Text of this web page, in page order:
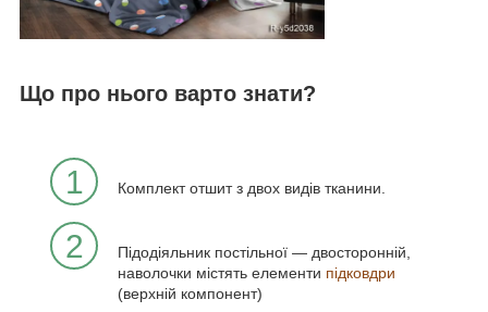
Що про нього варто знати?
1 Комплект отшит з двох видів тканини.
2
Підодіяльник постільної — двосторонній,
наволочки містять елементи підковдри
(верхній компонент)